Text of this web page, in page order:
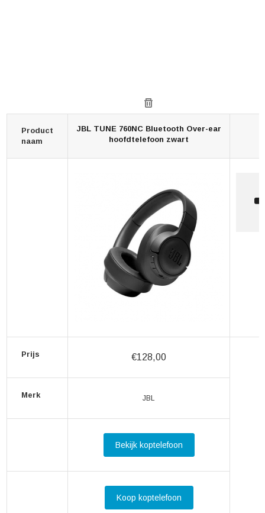
Product
naam
JBL TUNE 760NC Bluetooth Over-ear
hoofdtelefoon zwart
Prijs €128,00
Merk JBL
Bekijk koptelefoon
Koop koptelefoon